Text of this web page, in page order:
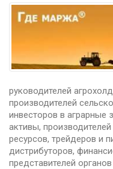
руководителей
производителей
инвесторов в аграрные
активы,
ресурсов, трейдеров и
дистрибуторов,
представителей